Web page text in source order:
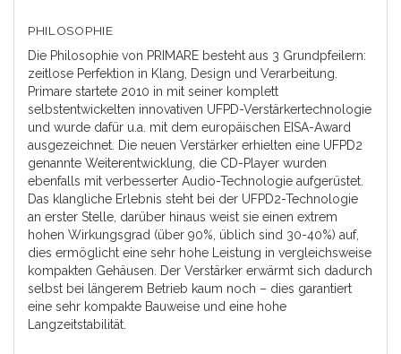
PHILOSOPHIE
Die Philosophie von PRIMARE besteht aus 3 Grundpfeilern:
zeitlose Perfektion in Klang, Design und Verarbeitung.
Primare startete 2010 in mit seiner komplett
selbstentwickelten innovativen UFPD-Verstärkertechnologie
und wurde dafür u.a. mit dem europäischen EISA-Award
ausgezeichnet. Die neuen Verstärker erhielten eine UFPD2
genannte Weiterentwicklung, die CD-Player wurden
ebenfalls mit verbesserter Audio-Technologie aufgerüstet.
Das klangliche Erlebnis steht bei der UFPD2-Technologie
an erster Stelle, darüber hinaus weist sie einen extrem
hohen Wirkungsgrad (über 90%, üblich sind 30-40%) auf,
dies ermöglicht eine sehr hohe Leistung in vergleichsweise
kompakten Gehäusen. Der Verstärker erwärmt sich dadurch
selbst bei längerem Betrieb kaum noch – dies garantiert
eine sehr kompakte Bauweise und eine hohe
Langzeitstabilität.